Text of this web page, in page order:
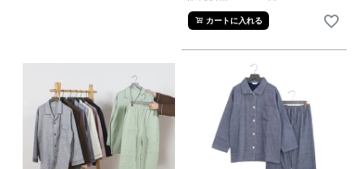
カートに入れる